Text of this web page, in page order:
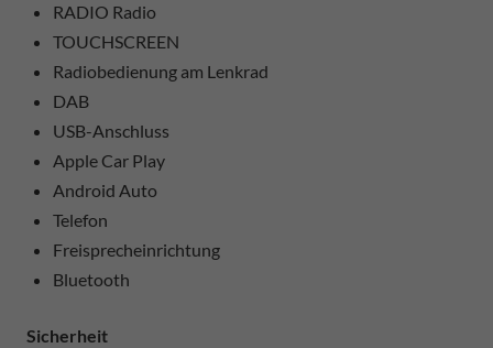
RADIO Radio
TOUCHSCREEN
Radiobedienung am Lenkrad
DAB
USB-Anschluss
Apple Car Play
Android Auto
Telefon
Freisprecheinrichtung
Bluetooth
Sicherheit